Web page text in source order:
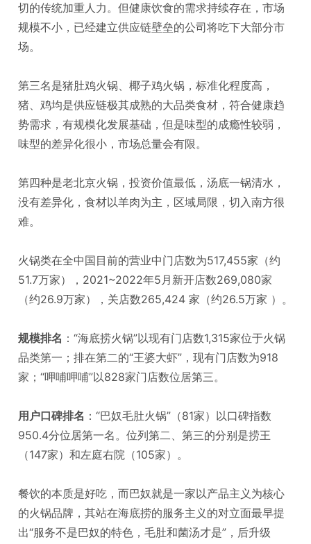
切的传统加重人力。但健康饮食的需求持续存在，市场
规模不小，已经建立供应链壁垒的公司将吃下大部分市
场。
第三名是猪肚鸡火锅、椰子鸡火锅，标准化程度高，
猪、鸡均是供应链极其成熟的大品类食材，符合健康趋
势需求，有规模化发展基础，但是味型的成瘾性较弱，
味型的差异化很小，市场总量会有限。
第四种是老北京火锅，投资价值最低，汤底一锅清水，
没有差异化，食材以羊肉为主，区域局限，切入南方很
难。
火锅类在全中国目前的营业中门店数为517,455家（约
51.7万家），2021~2022年5月新开店数269,080家
（约26.9万家），关店数265,424 家（约26.5万家 ）。
规模排名 ：“海底捞火锅”以现有门店数1,315家位于火锅
品类第一；排在第二的“王婆大虾”，现有门店数为918
家；“呷哺呷哺”以828家门店数位居第三。
用户口碑排名 ：“巴奴毛肚火锅”（81家）以口碑指数
950.4分位居第一名。位列第二、第三的分别是捞王
（147家）和左庭右院（105家）。
餐饮的本质是好吃，而巴奴就是一家以产品主义为核心
的火锅品牌，其站在海底捞的服务主义的对立面最早提
出“服务不是巴奴的特色，毛肚和菌汤才是”，后升级